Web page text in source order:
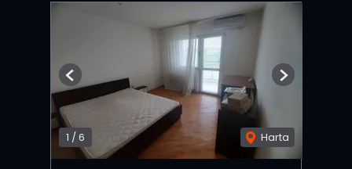
1 / 6 Harta
Previous Next